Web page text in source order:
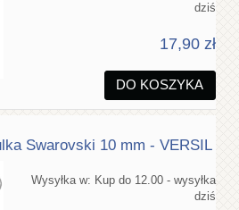
dziś
17,90 zł
DO KOSZYKA
Swarovski 10 mm - VERSIL
Wysyłka w: Kup do 12.00 - wysyłka
dziś